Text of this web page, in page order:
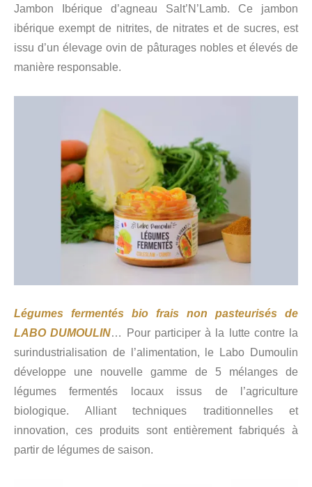
Jambon Ibérique d’agneau Salt’N’Lamb. Ce jambon
ibérique exempt de nitrites, de nitrates et de sucres, est
issu d’un élevage ovin de pâturages nobles et élevés de
manière responsable.
Légumes fermentés bio frais non pasteurisés de
LABO DUMOULIN… Pour participer à la lutte contre la
surindustrialisation de l’alimentation, le Labo Dumoulin
développe une nouvelle gamme de 5 mélanges de
légumes fermentés locaux issus de l’agriculture
biologique. Alliant techniques traditionnelles et
innovation, ces produits sont entièrement fabriqués à
partir de légumes de saison.